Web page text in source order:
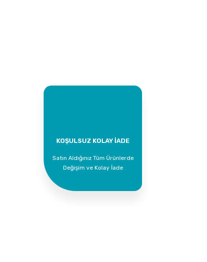
KOŞULSUZ KOLAY İADE
Satın Aldığınız Tüm Ürünlerde
Değişim ve Kolay İade